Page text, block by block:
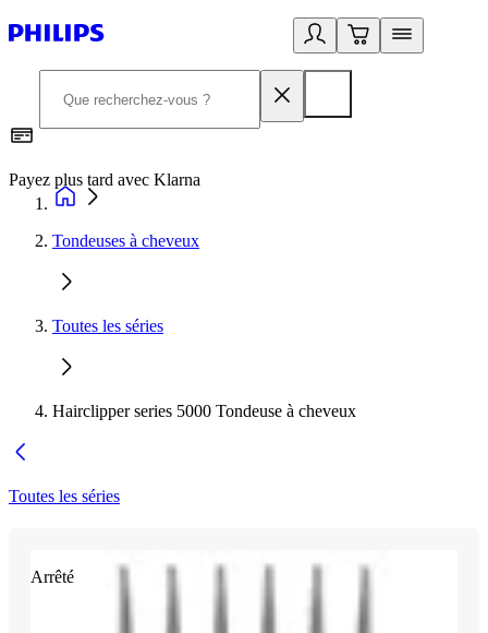
Payez plus tard avec Klarna
Tondeuses à cheveux
Toutes les séries
Hairclipper series 5000 Tondeuse à cheveux
Toutes les séries
Arrêté